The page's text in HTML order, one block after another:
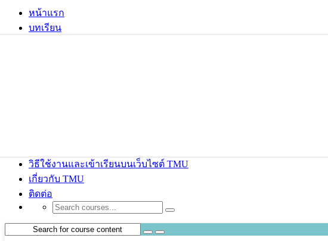
หน้าแรก
บทเรียน
วิธีใช้งานและเข้าเรียนบนเว็บไซต์ TMU
เกี่ยวกับ TMU
ติดต่อ